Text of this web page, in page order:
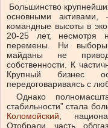
Большинство
основными
командные высоты в
20-25 лет, несмотря
перемены. Ни
майданы не
собственности. К
Крупный бизнес
передоговариваясь с
Однако
стабильности” стала
Коломойский,
Отобрали часть